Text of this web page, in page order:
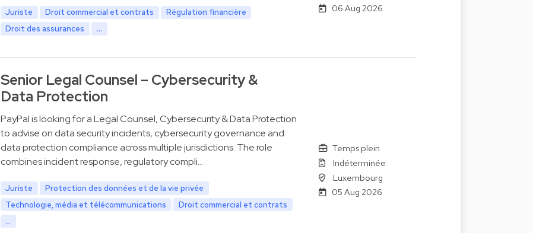
Juriste Droit commercial et contrats
Régulation financière
Droit des assurances
...
06 Aug 2026
Senior Legal Counsel – Cybersecurity &
Data Protection
PayPal is looking for a Legal Counsel, Cybersecurity & Data Protection
to advise on data security incidents, cybersecurity governance and
data protection compliance across multiple jurisdictions. The role
combines incident response, regulatory compli…
Juriste
Protection des données et de la vie privée
Technologie, média et télécommunications
Droit commercial et contrats
...
Temps plein
Indéterminée
Luxembourg
05 Aug 2026